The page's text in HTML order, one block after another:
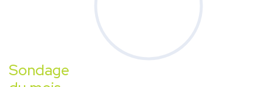
Sondage